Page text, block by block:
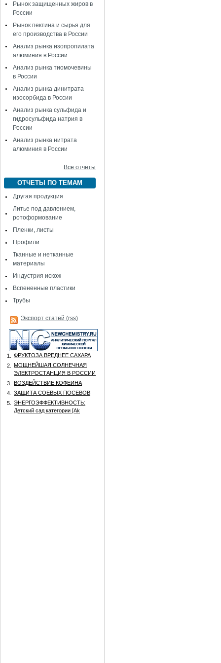
Рынок защищенных жиров в
России
Рынок пектина и сырья для
его производства в России
Анализ рынка изопропилата
алюминия в России
Анализ рынка тиомочевины
в России
Анализ рынка динитрата
изосорбида в России
Анализ рынка сульфида и
гидросульфида натрия в
России
Анализ рынка нитрата
алюминия в России
Все отчеты
ОТЧЕТЫ ПО ТЕМАМ
Другая продукция
Литье под давлением,
ротоформование
Пленки, листы
Профили
Тканные и нетканные
материалы
Индустрия искож
Вспененные пластики
Трубы
Экспорт статей (rss)
1.
ФРУКТОЗА ВРЕДНЕЕ САХАРА
2.
МОЩНЕЙШАЯ СОЛНЕЧНАЯ
ЭЛЕКТРОСТАНЦИЯ В РОССИИ
3.
ВОЗДЕЙСТВИЕ КОФЕИНА
4.
ЗАЩИТА СОЕВЫХ ПОСЕВОВ
5.
ЭНЕРГОЭФФЕКТИВНОСТЬ:
Детский сад категории [Аk